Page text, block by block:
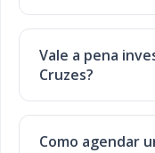
Vale a pena
Cruzes?
Como agendar